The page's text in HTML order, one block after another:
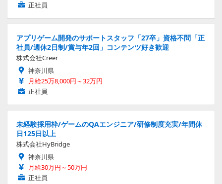
正社員
アプリゲーム開発のサポートスタッフ「27卒」資格不問「正
社員/週休2日制/賞与年2回」コンテンツ好き歓迎
株式会社Creer
神奈川県
月給25万8,000円～32万円
正社員
未経験採用枠/ゲームのQAエンジニア/研修制度充実/年間休
日125日以上
株式会社HyBridge
神奈川県
月給30万円～50万円
正社員